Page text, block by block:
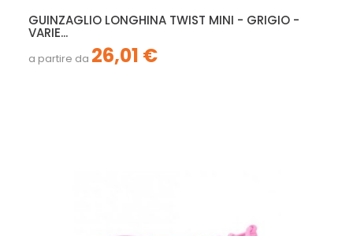
GUINZAGLIO LONGHINA TWIST MINI - GRIGIO -
VARIE...
a partire da 26,01 €